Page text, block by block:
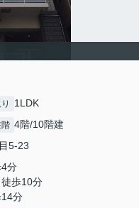
1LDK
階 4階/10階建
5-23
4分
徒歩10分
14分